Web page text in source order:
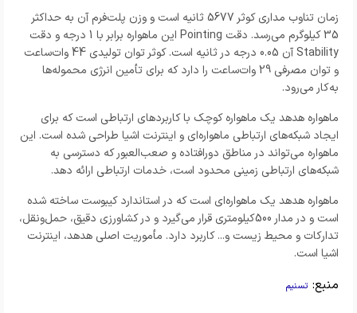
زمان تناوب مداری کوثر 5677 ثانیه است و وزن پلت‌فرم آن به حداکثر
35 کیلوگرم می‌رسد. دقت Pointing این ماهواره برابر با 1 درجه و دقت
Stability آن 0.05 درجه در ثانیه است. کوثر توان تولیدی 44 وات‌ساعت
و توان مصرفی 29 وات‌ساعت را دارد که برای تأمین انرژی محموله‌ها
به‌کار می‌رود.
ماهواره هدهد یک ماهواره کوچک با کاربردهای ارتباطی است که برای
ایجاد شبکه‌های ارتباطی ماهواره‌ای و اینترنت اشیا طراحی شده است. این
ماهواره می‌تواند در مناطق دورافتاده و صعب‌العبور که دسترسی به
شبکه‌های ارتباطی زمینی محدود است، خدمات ارتباطی ارائه دهد.
ماهواره هدهد یک ماهواره‌ای است که در استاندارد کیبوست ساخته شده
است و در مدار 500کیلومتری قرار می‌گیرد و در کشاورزی دقیق، حمل‌ونقل،
تدارکات و محیط زیست و... کاربرد دارد. مأموریت اصلی هدهد، اینترنت
اشیا است.
منبع: تسنیم